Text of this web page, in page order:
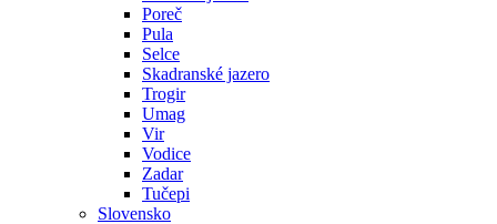
Poreč
Pula
Selce
Skadranské jazero
Trogir
Umag
Vir
Vodice
Zadar
Tučepi
Slovensko